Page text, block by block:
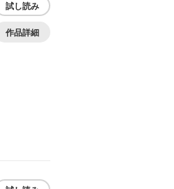
試し読み
作品詳細